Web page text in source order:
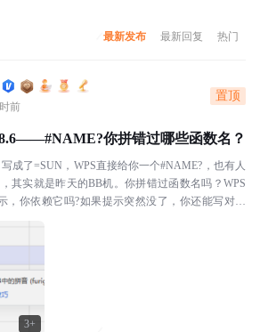
最新发布 最新回复 热门
前
置顶
3+
你拼错过哪些函数名？
成了=SUN，WPS直接给你一个#NAME?，也有人
其实就是昨天的BB机。你拼错过函数名吗？WPS
，你依赖它吗?如果提示突然没了，你还能写对几